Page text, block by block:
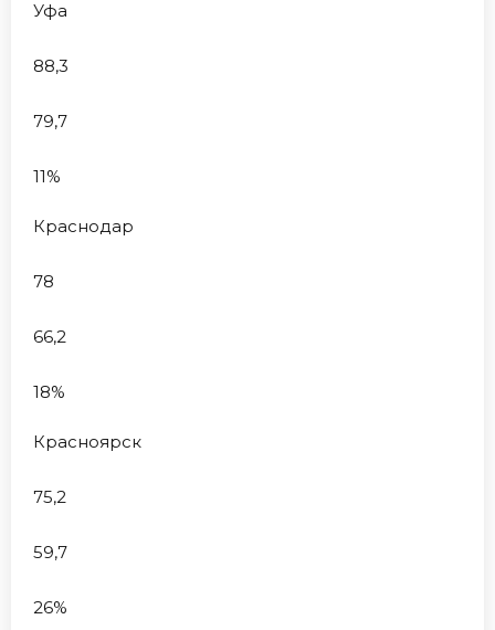
Уфа
88,3
79,7
11%
Краснодар
78
66,2
18%
Красноярск
75,2
59,7
26%